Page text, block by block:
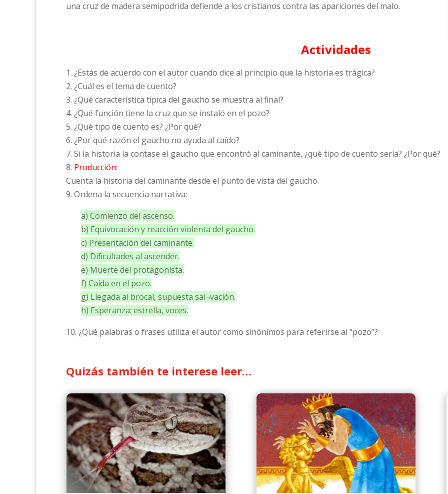
una cruz de madera semipodrida defiende a los cristianos contra las apariciones del malo.
Actividades
1. ¿Estás de acuerdo con el autor cuando dice al principio que la historia es trágica?
2. ¿Cuál es el tema de cuento?
3. ¿Qué característica típica del gaucho se muestra al final?
4. ¿Qué función tiene la cruz que se instaló en el pozo?
5. ¿Qué tipo de cuento es? ¿Por qué?
6. ¿Por qué razón el gaucho no ayuda al caído?
7. Si la historia la contase el gaucho que encontró al caminante, ¿qué tipo de cuento sería? ¿Por qué?
8. Producción:
Cuenta la historia del caminante desde el punto de vista del gaucho.
9. Ordena la secuencia narrativa:
a) Comienzo del ascenso.
b) Equivocación y reacción violenta del gaucho.
c) Presentación del caminante.
d) Dificultades al ascender.
e) Muerte del protagonista.
f) Caída en el pozo.
g) Llegada al brocal, supuesta sal¬vación.
h) Esperanza: estrella, voces.
10. ¿Qué palabras o frases utiliza el autor como sinónimos para referirse al “pozo”?
Quizás también te interese leer…